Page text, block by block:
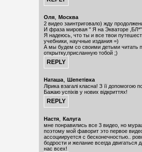
Оля, Москва
2 видео заинтриговало) жду
И фраза мировая " Я на Экваторе
Я надеюсь, что ты и все твои
учебники, научные издания =)
А мы будем со своими детьми читать
открытку,присланную тобой ;)
Наташа, Шепетівка
Лірика взагалі класна! З її допомогою
Бажаю успіхів у нових відкриттях!
Настя, Калуга
мне понравились все 3 видео, но
поэтому мой фаворит это первое
ассоциируется с бесконечностью..
бодрости и желание всегда
нас всех!